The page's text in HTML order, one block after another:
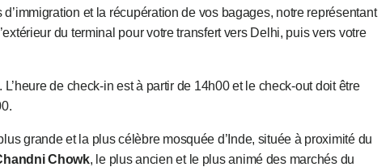
et la récupération de vos bagages, notre représentant
du terminal pour votre transfert vers Delhi, puis vers votre
L’heure de check-in est à partir de 14h00 et le check-out doit être
grande et la plus célèbre mosquée d’Inde, située à proximité du
Chowk, le plus ancien et le plus animé des marchés du